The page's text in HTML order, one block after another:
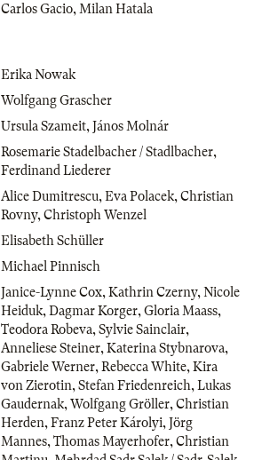
Carlos Gacio, Milan Hatala
Erika Nowak
Wolfgang Grascher
Ursula Szameit, János Molnár
Rosemarie Stadelbacher / Stadlbacher,
Ferdinand Liederer
Alice Dumitrescu, Eva Polacek, Christian
Rovny, Christoph Wenzel
Elisabeth Schüller
Michael Pinnisch
Janice-Lynne Cox, Kathrin Czerny, Nicole
Heiduk, Dagmar Korger, Gloria Maass,
Teodora Robeva, Sylvie Sainclair,
Anneliese Steiner, Katerina Stybnarova,
Gabriele Werner, Rebecca White, Kira
von Zierotin, Stefan Friedenreich, Lukas
Gaudernak, Wolfgang Gröller, Christian
Herden, Franz Peter Károlyi, Jörg
Mannes, Thomas Mayerhofer, Christian